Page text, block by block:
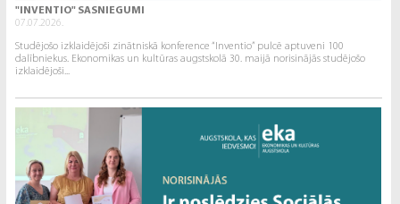
"INVENTIO" SASNIEGUMI
07.07.2026.
Studējošo izklaidējoši zinātniskā konference “Inventio” pulcē aptuveni 100
dalībniekus. Ekonomikas un kultūras augstskolā 30. maijā norisinājās studējošo
izklaidējoši...